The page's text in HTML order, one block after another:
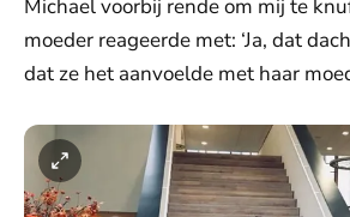
Michael voorbij rende om mij te
moeder reageerde met: ‘Ja, dat
dat ze het aanvoelde met haar